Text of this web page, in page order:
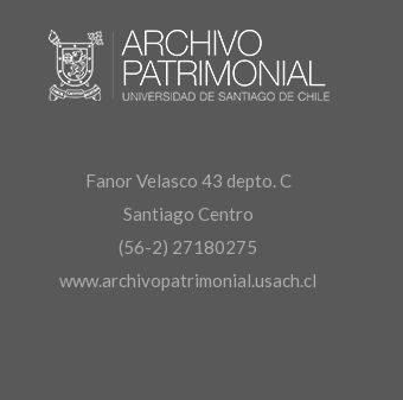
Fanor Velasco 43 depto. C
Santiago Centro
(56-2) 27180275
www.archivopatrimonial.usach.cl